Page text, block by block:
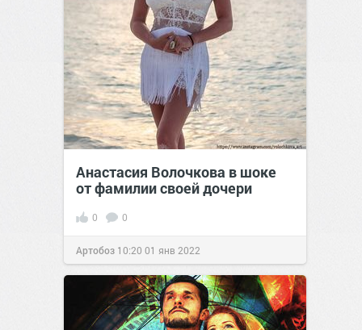
Анастасия Волочкова в шоке
от фамилии своей дочери
0 0
Артобоз 10:20 01 янв 2022